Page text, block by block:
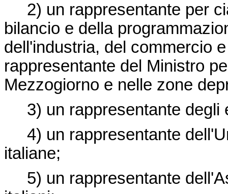
2) un rappresentante per
bilancio e della
dell'industria, del commercio
rappresentante del Ministro
Mezzogiorno e nelle zone
3) un rappresentante degli
4) un rappresentante
italiane;
5) un rappresentante